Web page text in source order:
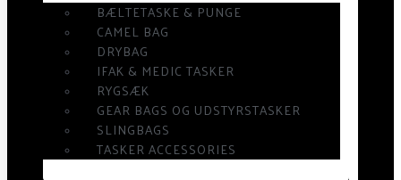
BÆLTETASKE & PUNGE
CAMEL BAG
DRYBAG
IFAK & MEDIC TASKER
RYGSÆK
GEAR BAGS OG UDSTYRSTASKER
SLINGBAGS
TASKER ACCESSORIES